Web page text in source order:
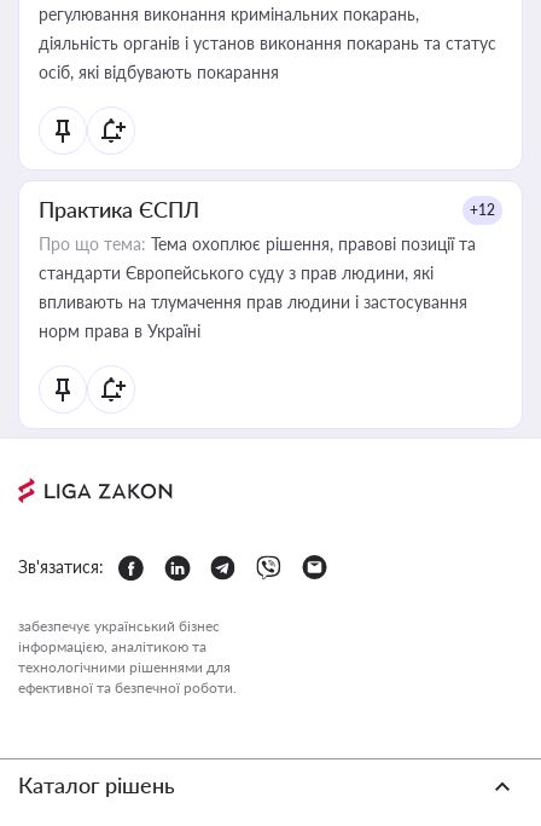
регулювання виконання кримінальних покарань,
діяльність органів і установ виконання покарань та статус
осіб, які відбувають покарання
Практика ЄСПЛ +12
Про що тема: Тема охоплює рішення, правові позиції та
стандарти Європейського суду з прав людини, які
впливають на тлумачення прав людини і застосування
норм права в Україні
Зв'язатися:
забезпечує український бізнес
інформацією, аналітикою та
технологічними рішеннями для
ефективної та безпечної роботи.
Каталог рішень